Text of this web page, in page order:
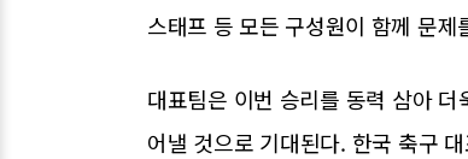
스태프 등 모든 구성원이 함께 문
대표팀은 이번 승리를 동력 삼아
어낼 것으로 기대된다. 한국 축구